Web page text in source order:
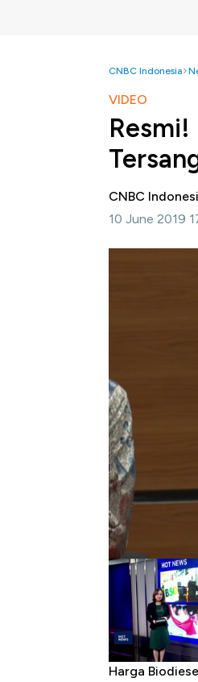
CNBC Indonesia
VIDEO
CNBC
10 June 2019
pemilik PT
#blbi
Popular
Harga